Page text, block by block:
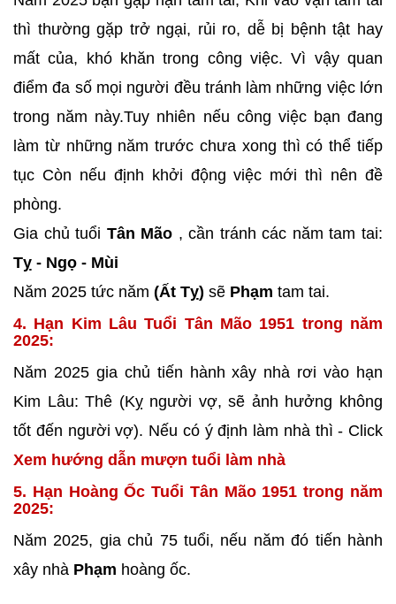
thì thường gặp trở ngại, rủi ro, dễ bị bệnh tật hay
mất của, khó khăn trong công việc. Vì vậy quan
điểm đa số mọi người đều tránh làm những việc lớn
trong năm này.Tuy nhiên nếu công việc bạn đang
làm từ những năm trước chưa xong thì có thể tiếp
tục Còn nếu định khởi động việc mới thì nên đề
phòng.
Gia chủ tuổi Tân Mão , cần tránh các năm tam tai:
Tỵ - Ngọ - Mùi
Năm 2025 tức năm (Ất Tỵ) sẽ Phạm tam tai.
4. Hạn Kim Lâu Tuổi Tân Mão 1951 trong năm
2025:
Năm 2025 gia chủ tiến hành xây nhà rơi vào hạn
Kim Lâu: Thê (Kỵ người vợ, sẽ ảnh hưởng không
tốt đến người vợ). Nếu có ý định làm nhà thì - Click
Xem hướng dẫn mượn tuổi làm nhà
5. Hạn Hoàng Ốc Tuổi Tân Mão 1951 trong năm
2025:
Năm 2025, gia chủ 75 tuổi, nếu năm đó tiến hành
xây nhà Phạm hoàng ốc.